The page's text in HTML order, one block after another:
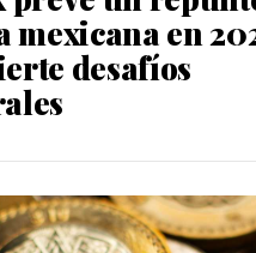
mexicana en
desafíos